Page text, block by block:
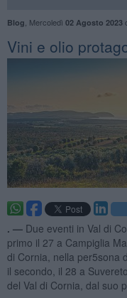
Blog Mercoledì 02 Agosto 2023
Vini e olio
. — Due eventi in Val di
primo il 27 a Campiglia
di Cornia, nella per5sona
il secondo, il 28 a
del Val di Cornia, dal suo